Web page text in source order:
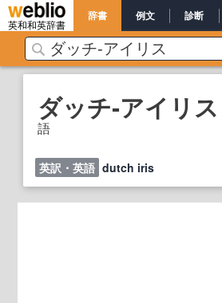
英和和英辞書
辞書 例文 診断
ダッチ‐アイリス
語
英訳・英語 dutch iris